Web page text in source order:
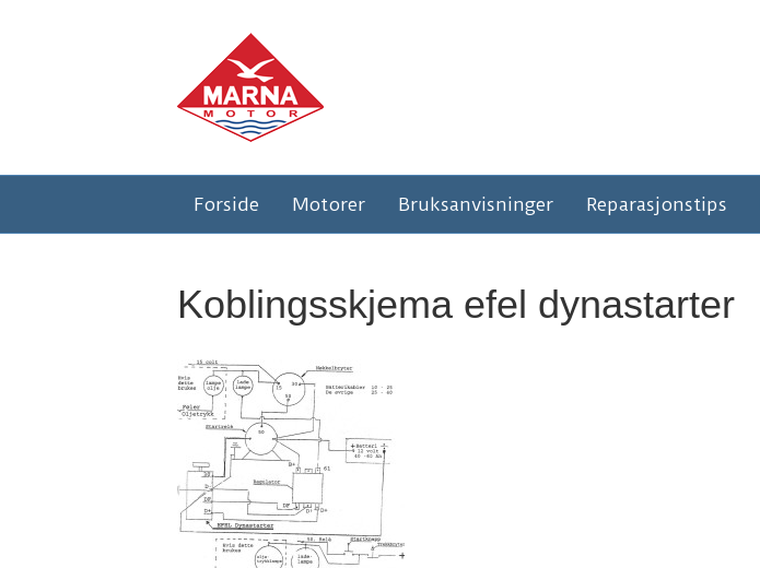
Forside Motorer Bruksanvisninger Reparasjonstips
Koblingsskjema efel dynastarter